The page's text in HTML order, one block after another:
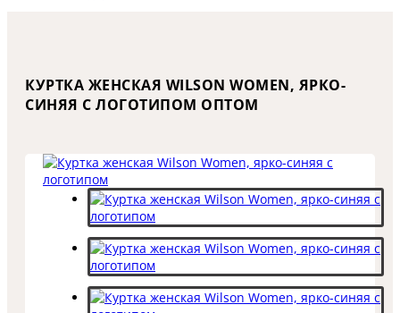
КУРТКА ЖЕНСКАЯ WILSON WOMEN, ЯРКО-
СИНЯЯ С ЛОГОТИПОМ ОПТОМ